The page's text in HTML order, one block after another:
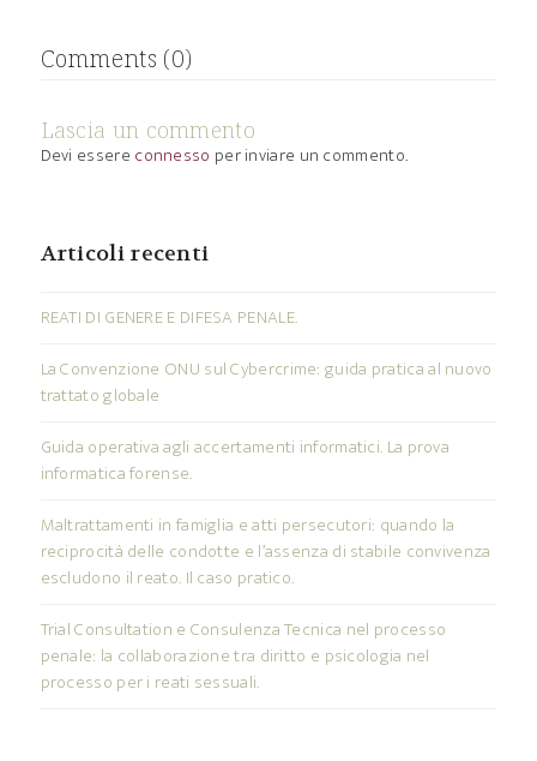
Comments (0)
Lascia un commento
Devi essere connesso per inviare un commento.
Articoli recenti
REATI DI GENERE E DIFESA PENALE.
La Convenzione ONU sul Cybercrime: guida pratica al nuovo
trattato globale
Guida operativa agli accertamenti informatici. La prova
informatica forense.
Maltrattamenti in famiglia e atti persecutori: quando la
reciprocità delle condotte e l’assenza di stabile convivenza
escludono il reato. Il caso pratico.
Trial Consultation e Consulenza Tecnica nel processo
penale: la collaborazione tra diritto e psicologia nel
processo per i reati sessuali.